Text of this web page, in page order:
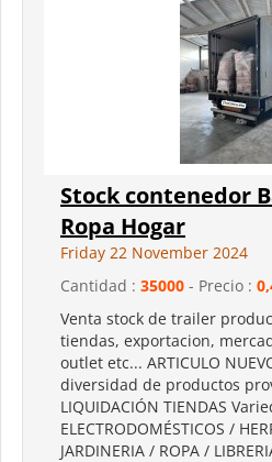
Stock contenedor
Ropa Hogar
Friday 22 November 2024
Cantidad : 35000 - Precio :
Venta stock de trailer
tiendas, exportacion,
outlet etc... ARTICULO
diversidad de productos
LIQUIDACIÓN TIENDAS
ELECTRODOMÉSTICOS /
JARDINERIA / ROPA /